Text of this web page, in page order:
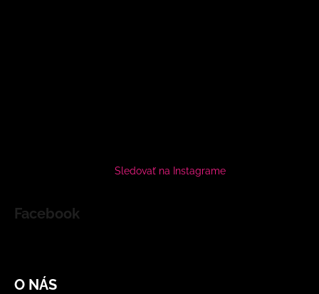
Sledovať na Instagrame
Facebook
O NÁS